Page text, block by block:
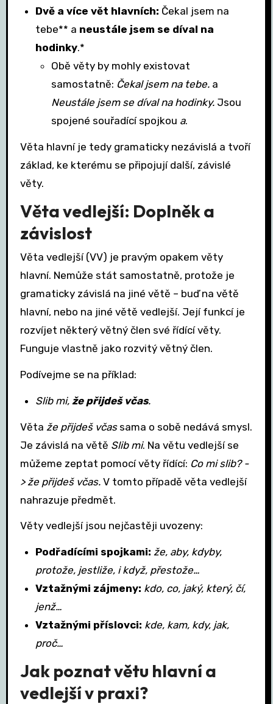
Dvě a více vět hlavních: Čekal jsem na
tebe** a neustále jsem se díval na
hodinky.*
Obě věty by mohly existovat
samostatně: Čekal jsem na tebe.a
Neustále jsem se díval na hodinky.Jsou
spojené souřadící spojkou a.
Věta hlavní je tedy gramaticky nezávislá a tvoří
základ, ke kterému se připojují další, závislé
věty.
Věta vedlejší: Doplněk a
závislost
Věta vedlejší (VV) je pravým opakem věty
hlavní. Nemůže stát samostatně, protože je
gramaticky závislá na jiné větě – buď na větě
hlavní, nebo na jiné větě vedlejší. Její funkcí je
rozvíjet některý větný člen své řídící věty.
Funguje vlastně jako rozvitý větný člen.
Podívejme se na příklad:
Slib mi, že přijdeš včas.
Věta že přijdeš včassama o sobě nedává smysl.
Je závislá na větě Slib mi. Na větu vedlejší se
můžeme zeptat pomocí věty řídící: Co mi slib? -
> že přijdeš včas.V tomto případě věta vedlejší
nahrazuje předmět.
Věty vedlejší jsou nejčastěji uvozeny:
Podřadícími spojkami: že, aby, kdyby,
protože, jestliže, i když, přestože…
Vztažnými zájmeny: kdo, co, jaký, který, čí,
jenž…
Vztažnými příslovci: kde, kam, kdy, jak,
proč…
Jak poznat větu hlavní a
vedlejší v praxi?